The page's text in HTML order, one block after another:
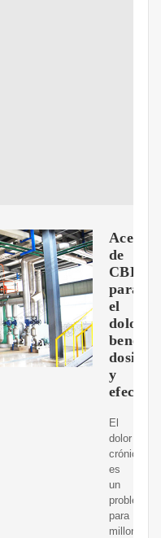
Aceite
de
CBD
para
el
dolor:
dosis
y
efectos
El
dolor
crónico
es
un
problema
para
millones